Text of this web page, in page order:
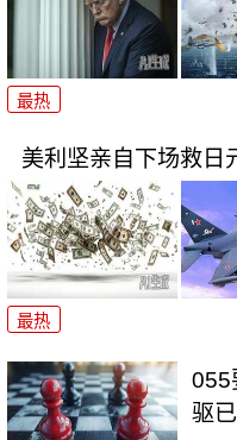
最热
美利坚亲自下场救日
最热
055
驱